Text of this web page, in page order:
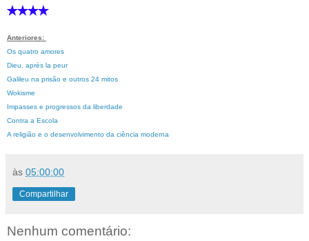
✭✭✭✭
Anteriores:
Os quatro amores
Dieu, après la peur
Galileu na prisão e outros 24 mitos
Wokisme
Impasses e progressos da liberdade
Contra a Escola
A religião e o desenvolvimento da ciência moderna
às 05:00:00
Compartilhar
Nenhum comentário: